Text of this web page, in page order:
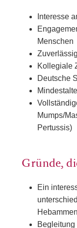
Interesse
Menschen
Kollegiale
Deutsche
Mumps/
Pertussis)
Gründe,
Ein